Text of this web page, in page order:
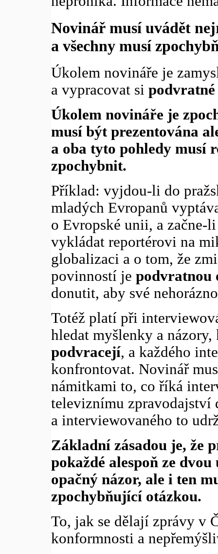
Novinář musí uvádět
a všechny musí
Úkolem novináře je
a vypracovat si
Úkolem novináře je
musí být prezentována
a oba tyto pohledy musí
zpochybnit.
Příklad: vyjdou-li do
mladých Evropanů
o Evropské unii, a začne-
vykládat reportérovi na
globalizaci a o tom, že
povinností je podvratnou
donutit, aby své
Totéž platí při
hledat myšlenky a
podvracejí, a každého
konfrontovat. Novinář
námitkami to, co říká
televiznímu
a interviewovaného to
Základní zásadou je, že
pokaždé alespoň ze
opačný názor, ale i ten
zpochybňující otázkou.
To, jak se dělají zprávy v
konformnosti a